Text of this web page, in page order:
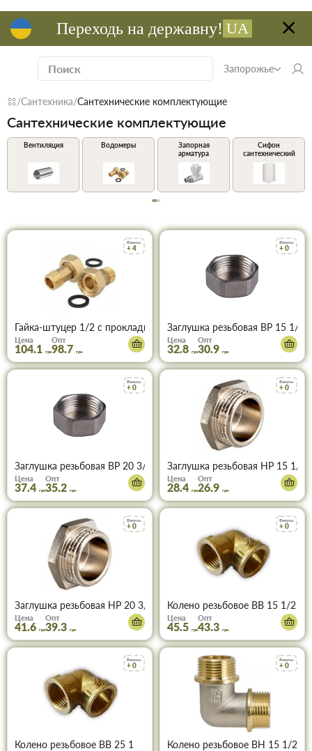
Переходь на державну! UA
Запорожье
Сантехника Сантехнические комплектующие
Сантехнические комплектующие
Вентиляция Водомеры
Запорная
арматура
Сифон
сантехнический
Бонусы
+ 4
Гайка-штуцер 1/2 с прокладками (пара) для водомера
Цена
104.1 грн
Опт
98.7 грн
Бонусы
+ 0
Заглушка резьбовая ВР 15 1/2
Цена
32.8 грн
Опт
30.9 грн
Бонусы
+ 0
Заглушка резьбовая ВР 20 3/4
Цена
37.4 грн
Опт
35.2 грн
Бонусы
+ 0
Заглушка резьбовая НР 15 1/2
Цена
28.4 грн
Опт
26.9 грн
Бонусы
+ 0
Заглушка резьбовая НР 20 3/4
Цена
41.6 грн
Опт
39.3 грн
Бонусы
+ 0
Колено резьбовое ВВ 15 1/2
Цена
45.5 грн
Опт
43.3 грн
Бонусы
+ 0
Колено резьбовое ВВ 25 1
Бонусы
+ 0
Колено резьбовое ВН 15 1/2